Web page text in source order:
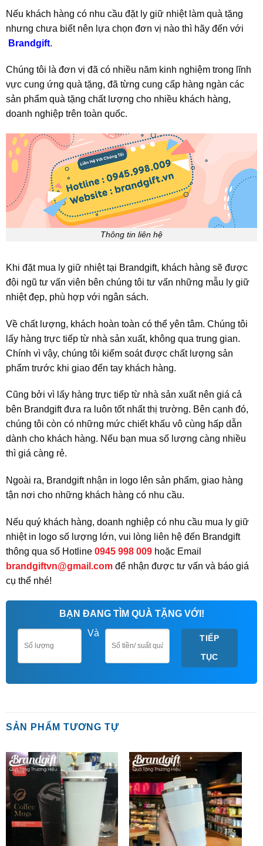
Nếu khách hàng có nhu cầu đặt ly giữ nhiệt làm quà tặng
nhưng chưa biết nên lựa chọn đơn vị nào thì hãy đến với
Brandgift.
Chúng tôi là đơn vị đã có nhiều năm kinh nghiệm trong lĩnh
vực cung ứng quà tặng, đã từng cung cấp hàng ngàn các
sản phẩm quà tặng chất lượng cho nhiều khách hàng,
doanh nghiệp trên toàn quốc.
Thông tin liên hệ
Khi đặt mua ly giữ nhiệt tại Brandgift, khách hàng sẽ được
đội ngũ tư vấn viên bên chúng tôi tư vấn những mẫu ly giữ
nhiệt đẹp, phù hợp với ngân sách.
Về chất lượng, khách hoàn toàn có thể yên tâm. Chúng tôi
lấy hàng trực tiếp từ nhà sản xuất, không qua trung gian.
Chính vì vậy, chúng tôi kiểm soát được chất lượng sản
phẩm trước khi giao đến tay khách hàng.
Cũng bởi vì lấy hàng trực tiếp từ nhà sản xuất nên giá cả
bên Brandgift đưa ra luôn tốt nhất thị trường. Bên cạnh đó,
chúng tôi còn có những mức chiết khấu vô cùng hấp dẫn
dành cho khách hàng. Nếu bạn mua số lượng càng nhiều
thì giá càng rẻ.
Ngoài ra, Brandgift nhận in logo lên sản phẩm, giao hàng
tận nơi cho những khách hàng có nhu cầu.
Nếu quý khách hàng, doanh nghiệp có nhu cầu mua ly giữ
nhiệt in logo số lượng lớn, vui lòng liên hệ đến Brandgift
thông qua số Hotline 0945 998 009hoặc Email
brandgiftvn@gmail.comđể nhận được tư vấn và báo giá
cụ thể nhé!
BẠN ĐANG TÌM QUÀ TẶNG VỚI!
Và
TIẾP
TỤC
SẢN PHẨM TƯƠNG TỰ